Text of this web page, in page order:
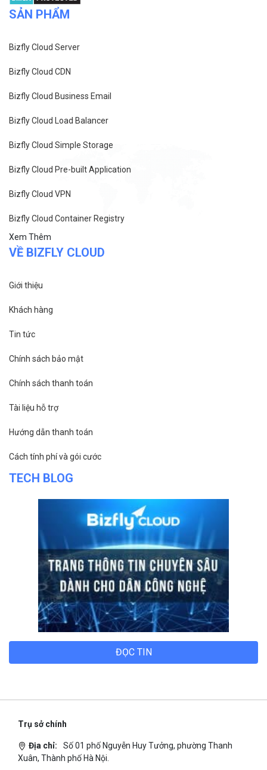
SẢN PHẨM
Bizfly Cloud Server
Bizfly Cloud CDN
Bizfly Cloud Business Email
Bizfly Cloud Load Balancer
Bizfly Cloud Simple Storage
Bizfly Cloud Pre-built Application
Bizfly Cloud VPN
Bizfly Cloud Container Registry
Xem Thêm
VỀ BIZFLY CLOUD
Giới thiệu
Khách hàng
Tin tức
Chính sách bảo mật
Chính sách thanh toán
Tài liệu hỗ trợ
Hướng dẫn thanh toán
Cách tính phí và gói cước
TECH BLOG
ĐỌC TIN
Trụ sở chính
Địa chỉ:
Số 01 phố Nguyễn Huy Tưởng, phường Thanh
Xuân, Thành phố Hà Nội.